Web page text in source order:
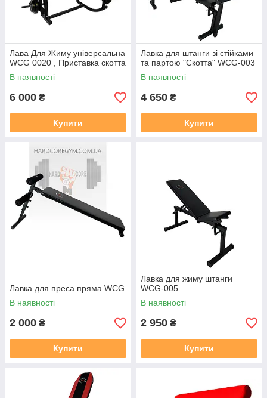
Лава Для Жиму універсальна
WCG 0020 , Приставка скотта
В наявності
6 000 ₴
Купити
Лавка для штанги зі стійками
та партою "Скотта" WCG-003
В наявності
4 650 ₴
Купити
Лавка для преса пряма WCG
В наявності
2 000 ₴
Купити
Лавка для жиму штанги
WCG-005
В наявності
2 950 ₴
Купити